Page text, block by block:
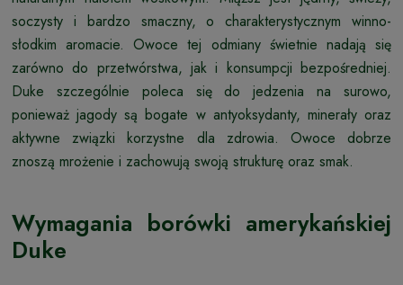
soczysty i bardzo smaczny, o charakterystycznym winno-
słodkim aromacie. Owoce tej odmiany świetnie nadają się
zarówno do przetwórstwa, jak i konsumpcji bezpośredniej.
Duke szczególnie poleca się do jedzenia na surowo,
ponieważ jagody są bogate w antyoksydanty, minerały oraz
aktywne związki korzystne dla zdrowia. Owoce dobrze
znoszą mrożenie i zachowują swoją strukturę oraz smak.
Wymagania borówki amerykańskiej
Duke